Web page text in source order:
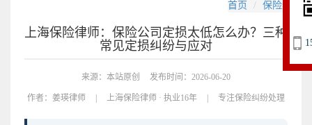
首页 保险纠纷
上海保险律师：保险公司定损太低怎么办？三种
常见定损纠纷与应对
来源：本站原创 发布时间：2026-06-20
作者： 姜瑛律师 | 上海保险律师 · 执业16年 | 专注保险纠纷处理